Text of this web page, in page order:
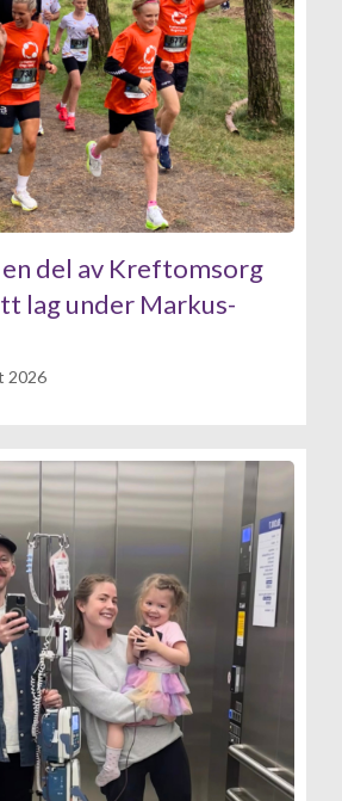
del av Kreftomsorg
lag under Markus-
2026